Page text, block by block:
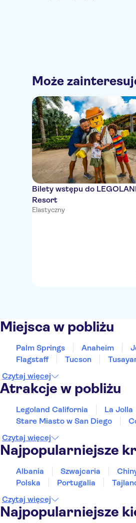
Może
Bilety wstępu do
Resort
Elastyczny
Miejsca w pobliżu
Palm Springs Anaheim
Flagstaff
Tucson
Czytaj więcej
Atrakcje w pobliżu
Legoland California La Jolla
Stare Miasto w San Diego
Czytaj więcej
Najpopularniejsze
Albania Szwajcaria
Polska
Portugalia
Czytaj więcej
Najpopularniejsze